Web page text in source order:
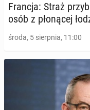
Francja: Straż
osób z pło­ną­cej
środa, 5 sierpnia, 11:00